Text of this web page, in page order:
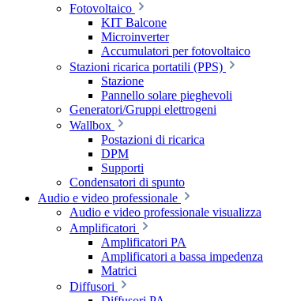
Fotovoltaico
KIT Balcone
Microinverter
Accumulatori per fotovoltaico
Stazioni ricarica portatili (PPS)
Stazione
Pannello solare pieghevoli
Generatori/Gruppi elettrogeni
Wallbox
Postazioni di ricarica
DPM
Supporti
Condensatori di spunto
Audio e video professionale
Audio e video professionale visualizza
Amplificatori
Amplificatori PA
Amplificatori a bassa impedenza
Matrici
Diffusori